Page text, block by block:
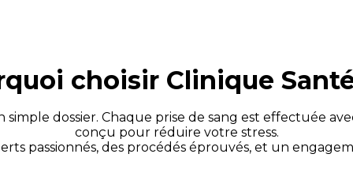
choisir Clinique
dossier. Chaque prise de sang est effectuée
conçu pour réduire votre stress.
passionnés, des procédés éprouvés, et un